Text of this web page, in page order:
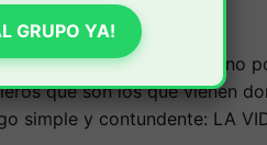
de la sanitaria. Pero no
que son los que vienen
simple y contundente: LA
GRUPO YA!